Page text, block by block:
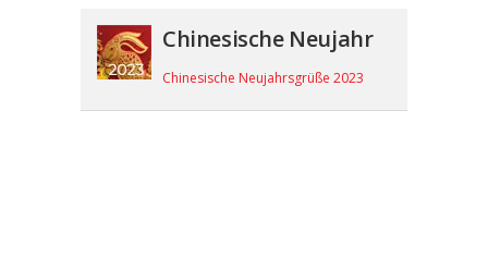
Chinesische Neujahr
Chinesische Neujahrsgrüße 2023